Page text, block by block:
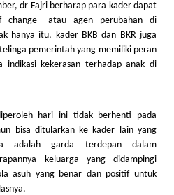
dr Fajri berharap para kader dapat
change_ atau agen perubahan di
hanya itu, kader BKB dan BKR juga
pemerintah yang memiliki peran
indikasi kekerasan terhadap anak di
hari ini tidak berhenti pada
bisa ditularkan ke kader lain yang
adalah garda terdepan dalam
keluarga yang didampingi
asuh yang benar dan positif untuk